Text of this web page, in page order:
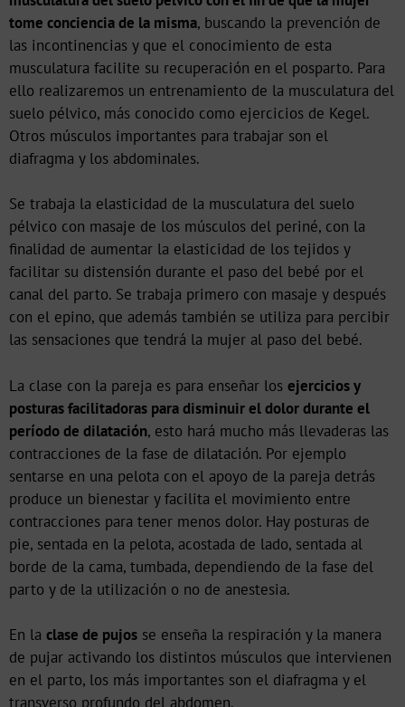
tome conciencia de la misma, buscando la prevención de
las incontinencias y que el conocimiento de esta
musculatura facilite su recuperación en el posparto. Para
ello realizaremos un entrenamiento de la musculatura del
suelo pélvico, más conocido como ejercicios de Kegel.
Otros músculos importantes para trabajar son el
diafragma y los abdominales.
Se trabaja la elasticidad de la musculatura del suelo
pélvico con masaje de los músculos del periné, con la
finalidad de aumentar la elasticidad de los tejidos y
facilitar su distensión durante el paso del bebé por el
canal del parto. Se trabaja primero con masaje y después
con el epino, que además también se utiliza para percibir
las sensaciones que tendrá la mujer al paso del bebé.
La clase con la pareja es para enseñar los ejercicios y
posturas facilitadoras para disminuir el dolor durante el
período de dilatación, esto hará mucho más llevaderas las
contracciones de la fase de dilatación. Por ejemplo
sentarse en una pelota con el apoyo de la pareja detrás
produce un bienestar y facilita el movimiento entre
contracciones para tener menos dolor. Hay posturas de
pie, sentada en la pelota, acostada de lado, sentada al
borde de la cama, tumbada, dependiendo de la fase del
parto y de la utilización o no de anestesia.
En la clase de pujos se enseña la respiración y la manera
de pujar activando los distintos músculos que intervienen
en el parto, los más importantes son el diafragma y el
transverso profundo del abdomen.